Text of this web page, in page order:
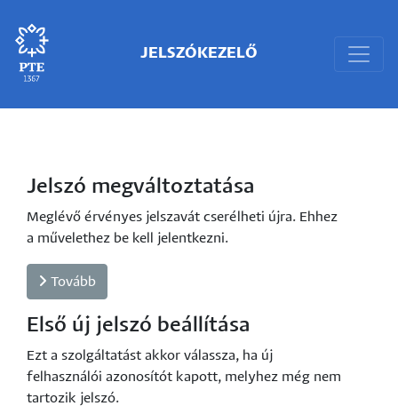
JELSZÓKEZELŐ
Jelszó megváltoztatása
Meglévő érvényes jelszavát cserélheti újra. Ehhez
a művelethez be kell jelentkezni.
Tovább
Első új jelszó beállítása
Ezt a szolgáltatást akkor válassza, ha új
felhasználói azonosítót kapott, melyhez még nem
tartozik jelszó.